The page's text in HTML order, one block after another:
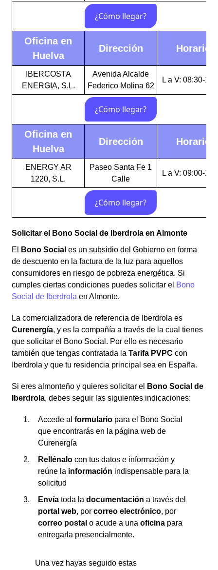
Oficina en
Huelva
Dirección Horario
IBERCOSTA
ENERGIA, S.L.
Avenida Alcalde
Federico Molina 62
L a V: 08:30-
Oficina en
Huelva
Dirección Horario
ENERGY AR
1220, S.L.
Paseo Santa Fe 1
Calle
L a V: 09:00-
Solicitar el Bono Social de Iberdrola en Almonte
El
Bono Social es un subsidio del Gobierno en forma
de descuento en la factura de la luz para aquellos
consumidores en riesgo de pobreza energética. Si
cumples ciertas condiciones puedes solicitar el Bono
Social de Iberdrola en Almonte.
La comercializadora de referencia de Iberdrola es
Curenergía, y es la compañía a través de la cual tienes
que solicitar el Bono Social. Por ello es necesario
también que tengas contratada la Tarifa PVPC con
Iberdrola y que tu residencia principal sea en España.
Si eres almonteño y quieres solicitar el
Bono Social de
Iberdrola, debes seguir las siguientes indicaciones:
Accede al formulario para el Bono Social
que encontrarás en la página web de
Curenergía
Rellénalo con tus datos e información y
reúne la información indispensable para la
solicitud
Envía toda la documentación a través del
portal web, por correo electrónico, por
correo postal o acude a una oficina para
entregarla presencialmente.
Una vez hayas seguido estas